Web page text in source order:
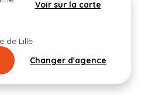
Voir sur la carte
de Lille
Changer d'agence